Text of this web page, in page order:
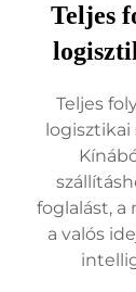
Teljes
Teljes
logisztikai
foglalást, a
a valós